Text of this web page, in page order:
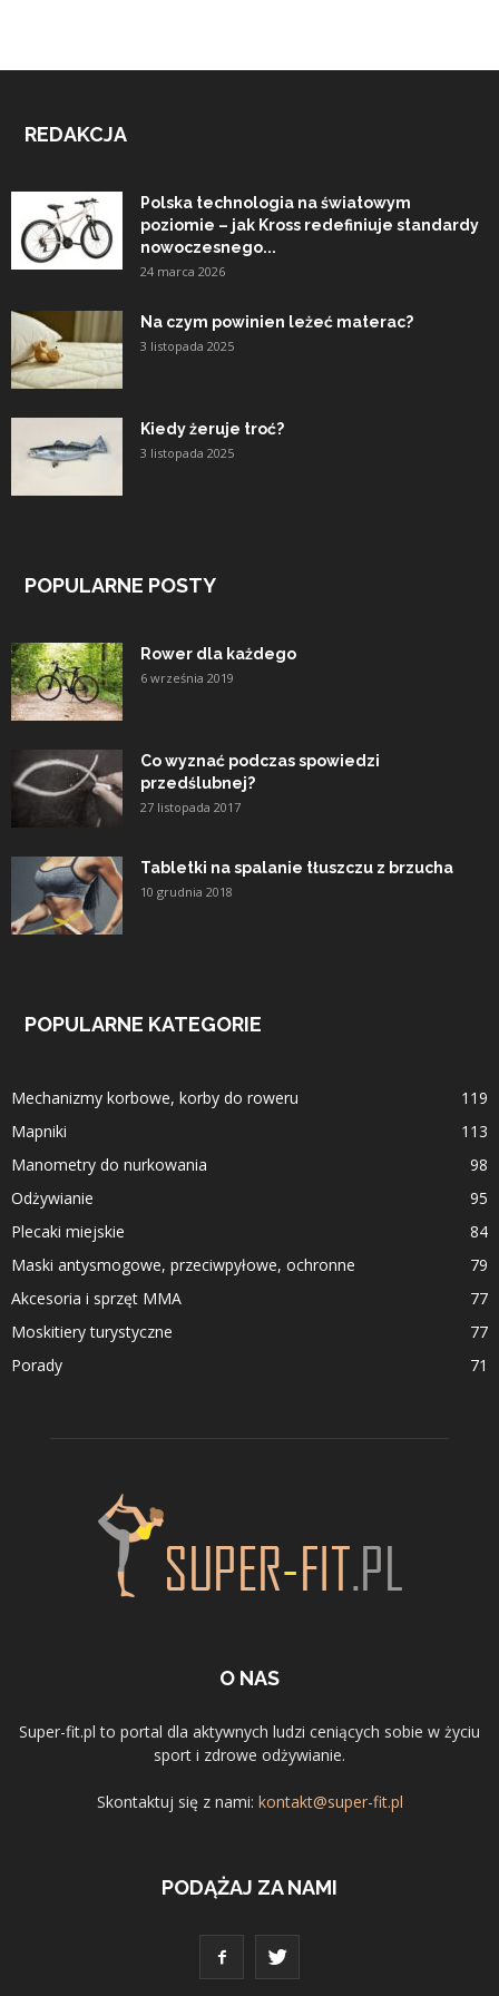
REDAKCJA
Polska technologia na światowym
poziomie – jak Kross redefiniuje standardy
nowoczesnego...
24 marca 2026
Na czym powinien leżeć materac?
3 listopada 2025
Kiedy żeruje troć?
3 listopada 2025
POPULARNE POSTY
Rower dla każdego
6 września 2019
Co wyznać podczas spowiedzi
przedślubnej?
27 listopada 2017
Tabletki na spalanie tłuszczu z brzucha
10 grudnia 2018
POPULARNE KATEGORIE
Mechanizmy korbowe, korby do roweru
119
Mapniki
113
Manometry do nurkowania
98
Odżywianie
95
Plecaki miejskie
84
Maski antysmogowe, przeciwpyłowe, ochronne
79
Akcesoria i sprzęt MMA
77
Moskitiery turystyczne
77
Porady
71
O NAS
Super-fit.pl to portal dla aktywnych ludzi ceniących sobie w życiu
sport i zdrowe odżywianie.
Skontaktuj się z nami: kontakt@super-fit.pl
PODĄŻAJ ZA NAMI